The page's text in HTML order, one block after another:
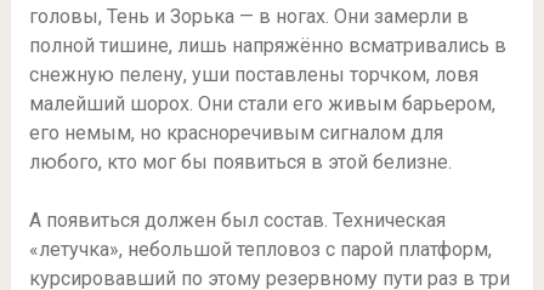
головы, Тень и Зорька — в ногах. Они замерли в
полной тишине, лишь напряжённо всматривались в
снежную пелену, уши поставлены торчком, ловя
малейший шорох. Они стали его живым барьером,
его немым, но красноречивым сигналом для
любого, кто мог бы появиться в этой белизне.
А появиться должен был состав. Техническая
«летучка», небольшой тепловоз с парой платформ,
курсировавший по этому резервному пути раз в три